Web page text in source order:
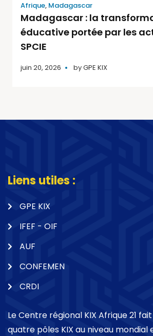
Afrique, Madagascar
Madagascar : la
éducative portée par les
SPCIE
juin 20, 2026 byGPE KIX
Liens utiles :
GPE KIX
IFEF - OIF
AUF
CONFEMEN
CRDI
Le Centre régional KIX Afrique 21
quatre pôles KIX au niveau mondial